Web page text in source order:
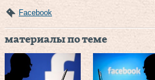
Facebook
материалы по теме